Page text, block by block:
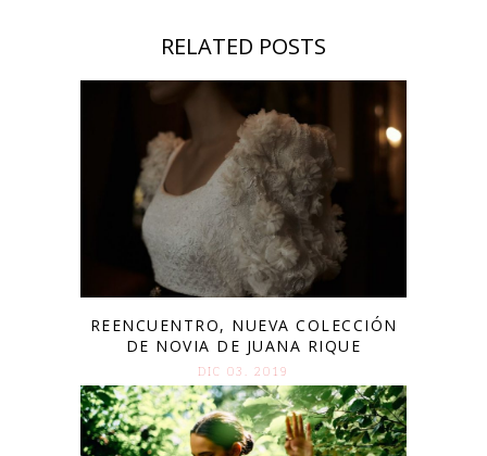
RELATED POSTS
REENCUENTRO, NUEVA COLECCIÓN
DE NOVIA DE JUANA RIQUE
DIC 03. 2019